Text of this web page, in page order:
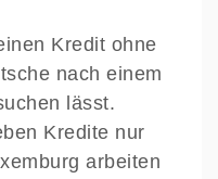
Kredit ohne
nach einem
lässt.
Kredite nur
arbeiten